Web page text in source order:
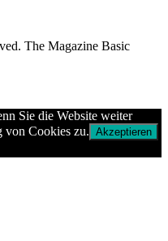
The Magazine Basic
Sie die Website weiter
von Cookies zu. Akzeptieren